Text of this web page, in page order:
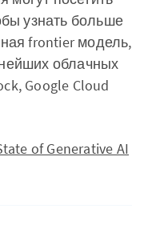
узнать больше
frontier модель,
облачных
Google Cloud
of Generative AI